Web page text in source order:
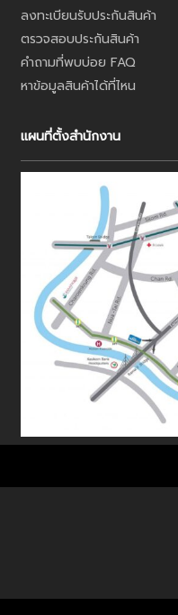
ลงทะเบียนรับประกันสินค้า
ตรวจสอบประกันสินค้า
คำถามที่พบบ่อย FAQ
หาข้อมูลสินค้าได้ที่ไหน
แผนที่ตั้งสำนักงาน